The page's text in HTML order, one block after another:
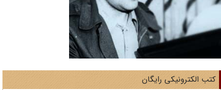
الکترونیکی رایگان